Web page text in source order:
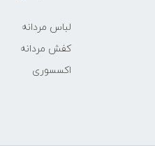
لباس مردانه
کفش مردانه
اکسسوری